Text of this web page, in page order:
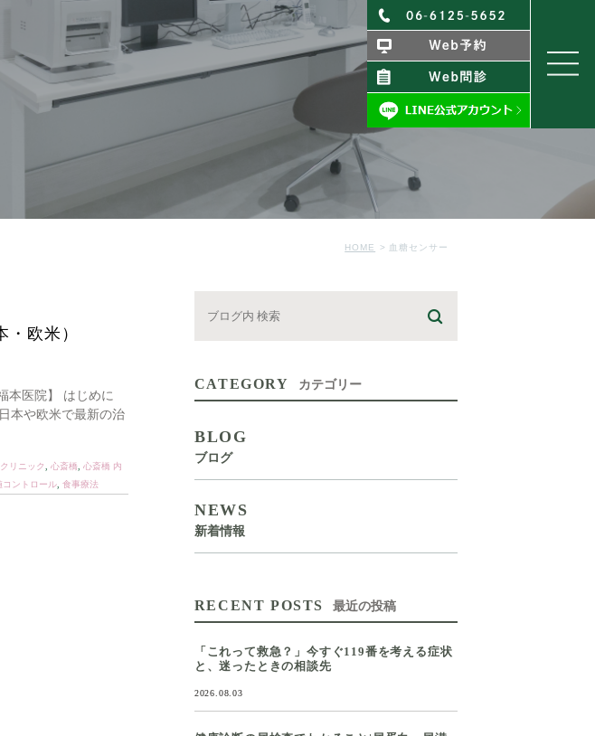
HOME 血糖センサー
欧米）
本医院】 はじめに
本や欧米で最新の治
リニック 心斎橋 心斎橋 内
コントロール 食事療法
CATEGORY カテゴリー
BLOG
ブログ
NEWS
新着情報
RECENT POSTS 最近の投稿
「これって救急？」今すぐ119番を考える症状
と、迷ったときの相談先
2026.08.03